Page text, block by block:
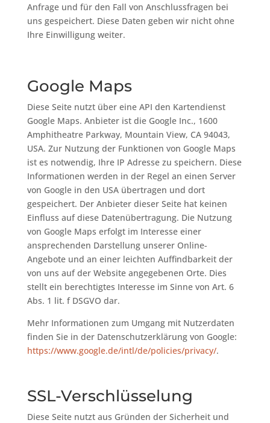
Anfrage und für den Fall von Anschlussfragen bei
uns gespeichert. Diese Daten geben wir nicht ohne
Ihre Einwilligung weiter.
Google Maps
Diese Seite nutzt über eine API den Kartendienst
Google Maps. Anbieter ist die Google Inc., 1600
Amphitheatre Parkway, Mountain View, CA 94043,
USA. Zur Nutzung der Funktionen von Google Maps
ist es notwendig, Ihre IP Adresse zu speichern. Diese
Informationen werden in der Regel an einen Server
von Google in den USA übertragen und dort
gespeichert. Der Anbieter dieser Seite hat keinen
Einfluss auf diese Datenübertragung. Die Nutzung
von Google Maps erfolgt im Interesse einer
ansprechenden Darstellung unserer Online-
Angebote und an einer leichten Auffindbarkeit der
von uns auf der Website angegebenen Orte. Dies
stellt ein berechtigtes Interesse im Sinne von Art. 6
Abs. 1 lit. f DSGVO dar.
Mehr Informationen zum Umgang mit Nutzerdaten
finden Sie in der Datenschutzerklärung von Google:
https://www.google.de/intl/de/policies/privacy/.
SSL-Verschlüsselung
Diese Seite nutzt aus Gründen der Sicherheit und